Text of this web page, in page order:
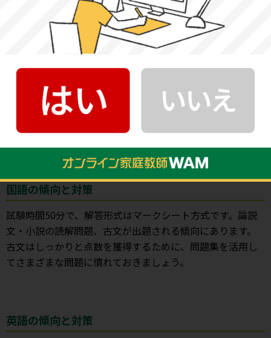
数学の傾向と対策
発展的な問題が数多く出題されるため、問題集や過去問を
活用して、様々な問題に挑戦しておきましょう。また、解
答形式はマークシート方式ですが、正しい数字を選択する
ために、実際に計算して答えを導く必要があります。毎日
コツコツと計算問題に取り組み、計算力を高めておくこと
が重要となります。
国語の傾向と対策
試験時間50分で、解答形式はマークシート方式です。論説
文・小説の読解問題、古文が出題される傾向にあります。
古文はしっかりと点数を獲得するために、問題集を活用し
てさまざまな問題に慣れておきましょう。
英語の傾向と対策